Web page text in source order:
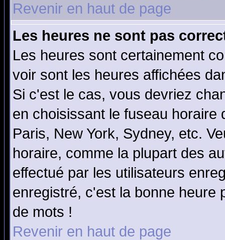
Revenir en haut de page
Les heures ne sont pas
Les heures sont certainement
voir sont les heures affichées
Si c'est le cas, vous devriez
en choisissant le fuseau
Paris, New York, Sydney, etc.
horaire, comme la plupart des
effectué par les utilisateurs
enregistré, c'est la bonne heure
de mots !
Revenir en haut de page